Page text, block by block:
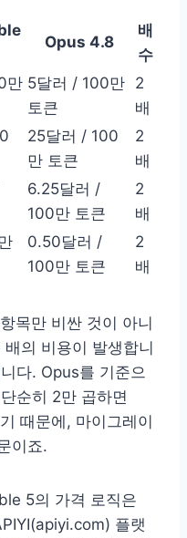
Opus 4.8
배
수
만 5달러 / 100만
토큰
2
배
25달러 / 100
만 토큰
2
배
6.25달러 /
100만 토큰
2
배
0.50달러 /
100만 토큰
2
배
목만 비싼 것이 아니
의 비용이 발생합니
다. Opus를 기준으
순히 2만 곱하면
때문에, 마이그레이
이죠.
5의 가격 로직은
플랫